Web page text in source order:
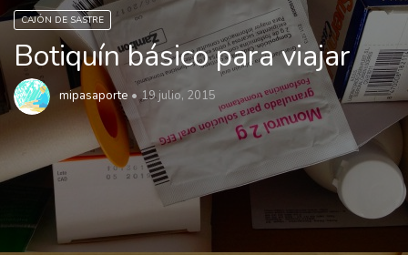
CAJÓN DE SASTRE
Botiquín básico para viajar
mipasaporte 19 julio, 2015